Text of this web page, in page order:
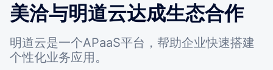
美洽与明道云达成生态合作
明道云是一个APaaS平台，帮助企业快速搭建
个性化业务应用。